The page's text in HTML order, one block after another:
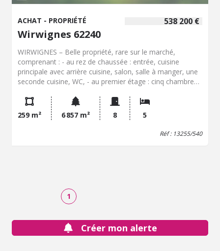
538 200 €
ACHAT - PROPRIÉTÉ
Wirwignes 62240
WIRWIGNES – Belle propriété, rare sur le marché,
comprenant : - au rez de chaussée : entrée, cuisine
principale avec arrière cuisine, salon, salle à manger, une
seconde cuisine, WC, - au premier étage : cinq chambres
avec WC, - au second étage : une grande chambre avec
salle d’eau, WC. Garage double – Dépendance – Terrasse
– Grand jardin en partie boisé. Les informations sur les
risques auxquels ce bien est exposé sont disponibles sur
259 m² 6 857 m² 8 5
Réf : 13255/540
1
Créer mon alerte